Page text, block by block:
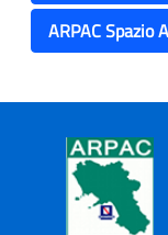
ARPAC Spazio